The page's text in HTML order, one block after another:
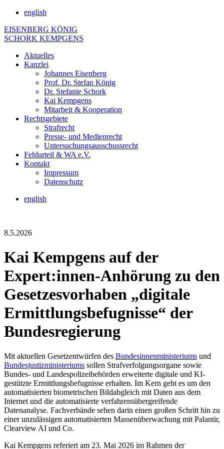
english
EISENBERG KÖNIG
SCHORK KEMPGENS
Aktuelles
Kanzlei
Johannes Eisenberg
Prof. Dr. Stefan König
Dr. Stefanie Schork
Kai Kempgens
Mitarbeit & Kooperation
Rechtsgebiete
Strafrecht
Presse- und Medienrecht
Untersuchungsausschussrecht
Fehlurteil & WA e.V.
Kontakt
Impressum
Datenschutz
english
8.5.2026
Kai Kempgens auf der
Expert:innen-Anhörung zu den
Gesetzesvorhaben „digitale
Ermittlungsbefugnisse“ der
Bundesregierung
Mit aktuellen Gesetzentwürfen des Bundesinnenministeriums und
Bundesjustizministeriums sollen Strafverfolgungsorgane sowie
Bundes- und Landespolizeibehörden erweiterte digitale und KI-
gestützte Ermittlungsbefugnisse erhalten. Im Kern geht es um den
automatisierten biometrischen Bildabgleich mit Daten aus dem
Internet und die automatisierte verfahrensübergreifende
Datenanalyse. Fachverbände sehen darin einen großen Schritt hin zu
einer unzulässigen automatisierten Massenüberwachung mit Palantir,
Clearview AI und Co.
Kai Kempgens referiert am 23. Mai 2026 im Rahmen der